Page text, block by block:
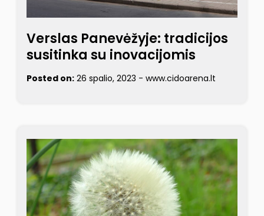
Verslas Panevėžyje: tradicijos
susitinka su inovacijomis
Posted on: 26 spalio, 2023 - www.cidoarena.lt